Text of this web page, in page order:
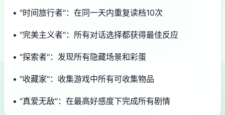
• "时间旅行者"：在同一天内重复读档10次
• "完美主义者"：所有对话选择都获得最佳反应
• "探索者"：发现所有隐藏场景和彩蛋
• "收藏家"：收集游戏中所有可收集物品
• "真爱无敌"：在最高好感度下完成所有剧情